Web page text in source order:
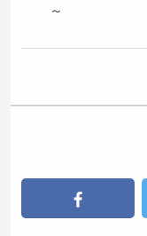
～